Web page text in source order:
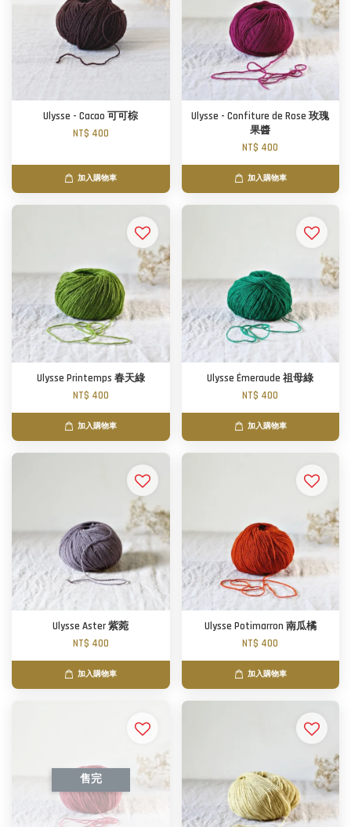
Ulysse - Cacao 可可棕
NT$ 400
加入購物車
Ulysse - Confiture de Rose 玫瑰
果醬
NT$ 400
加入購物車
Ulysse Printemps 春天綠
NT$ 400
加入購物車
Ulysse Émeraude 祖母綠
NT$ 400
加入購物車
Ulysse Aster 紫菀
NT$ 400
加入購物車
Ulysse Potimarron 南瓜橘
NT$ 400
加入購物車
售完